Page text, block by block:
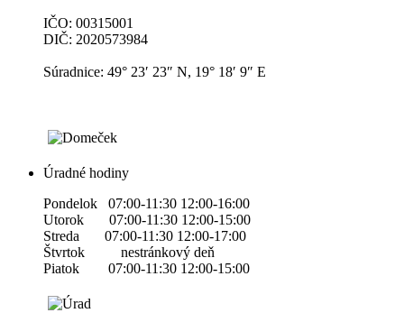
IČO: 00315001
DIČ: 2020573984
Súradnice: 49° 23′ 23″ N, 19° 18′ 9″ E
Úradné hodiny
Pondelok 07:00-11:30 12:00-16:00
Utorok 07:00-11:30 12:00-15:00
Streda 07:00-11:30 12:00-17:00
Štvrtok nestránkový deň
Piatok 07:00-11:30 12:00-15:00